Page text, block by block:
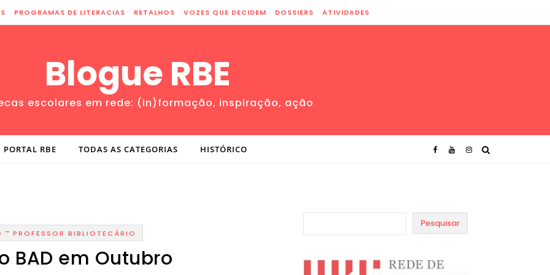
PROGRAMAS DE LITERACIAS RETALHOS VOZES QUE DECIDEM DOSSIERS ATIVIDADES
Blogue RBE
escolares em rede: (in)formação, inspiração, ação
PORTAL RBE TODAS AS CATEGORIAS HISTÓRICO
- PROFESSOR BIBLIOTECÁRIO
BAD em Outubro
Pesquisar